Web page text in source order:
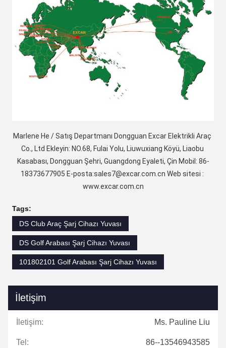
Marlene He / Satış Departmanı Dongguan Excar Elektrikli Araç
Co., Ltd Ekleyin: NO.68, Fulai Yolu, Liuwuxiang Köyü, Liaobu
Kasabası, Dongguan Şehri, Guangdong Eyaleti, Çin Mobil: 86-
18373677905 E-posta:sales7@excar.com.cn Web sitesi :
www.excar.com.cn
Tags:
DS Club Araç Şarj Cihazı Yuvası
DS Golf Arabası Şarj Cihazı Yuvası
101802101 Golf Arabası Şarj Cihazı Yuvası
İletişim
İletişim: Ms. Pauline Liu
Tel: 86--13546943585